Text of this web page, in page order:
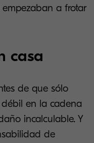
empezaban a frotar
casa
de que sólo
en la cadena
incalculable. Y
de